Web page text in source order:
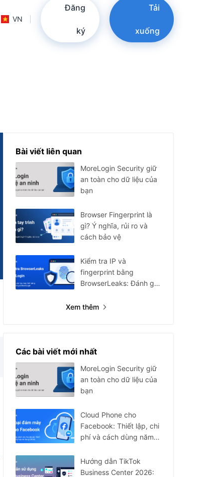
VN
Đăng
ký
Tải
xuống
Bài viết liên quan
MoreLogin Security giữ
an toàn cho dữ liệu của
bạn
Browser Fingerprint là
gì? Ý nghĩa, rủi ro và
cách bảo vệ
Kiểm tra IP và
fingerprint bằng
BrowserLeaks: Đánh giá
Xem thêm
Các bài viết mới nhất
MoreLogin Security giữ
an toàn cho dữ liệu của
bạn
Cloud Phone cho
Facebook: Thiết lập, chi
phí và cách dùng năm
Hướng dẫn TikTok
Business Center 2026: